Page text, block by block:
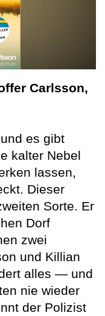
Carlsson,
es gibt
kalter Nebel
lassen,
Dieser
Sorte. Er
Dorf
zwei
und Killian
alles — und
nie wieder
der Polizist